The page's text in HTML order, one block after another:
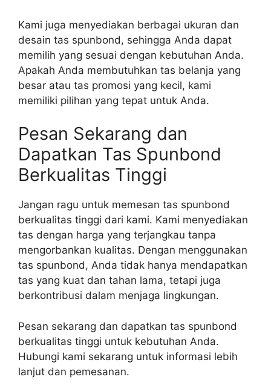
Kami juga menyediakan berbagai ukuran dan
desain tas spunbond, sehingga Anda dapat
memilih yang sesuai dengan kebutuhan Anda.
Apakah Anda membutuhkan tas belanja yang
besar atau tas promosi yang kecil, kami
memiliki pilihan yang tepat untuk Anda.
Pesan Sekarang dan
Dapatkan Tas Spunbond
Berkualitas Tinggi
Jangan ragu untuk memesan tas spunbond
berkualitas tinggi dari kami. Kami menyediakan
tas dengan harga yang terjangkau tanpa
mengorbankan kualitas. Dengan menggunakan
tas spunbond, Anda tidak hanya mendapatkan
tas yang kuat dan tahan lama, tetapi juga
berkontribusi dalam menjaga lingkungan.
Pesan sekarang dan dapatkan tas spunbond
berkualitas tinggi untuk kebutuhan Anda.
Hubungi kami sekarang untuk informasi lebih
lanjut dan pemesanan.